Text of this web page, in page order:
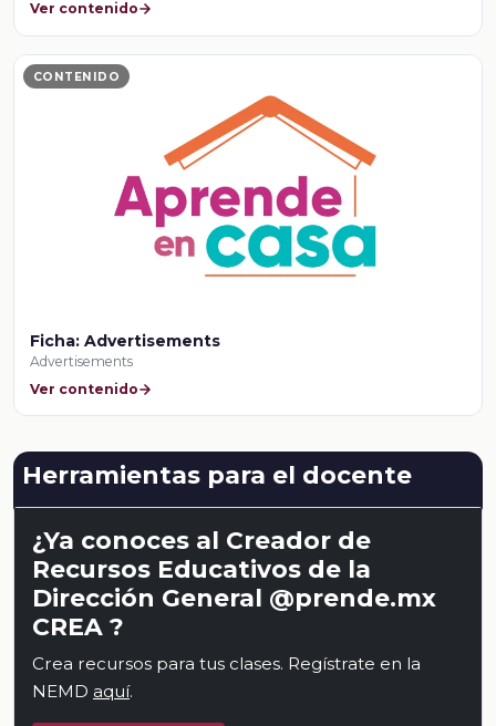
Ver contenido
CONTENIDO
Ficha: Advertisements
Advertisements
Ver contenido
Herramientas para el docente
¿Ya conoces al Creador de
Recursos Educativos de la
Dirección General @prende.mx
CREA ?
Crea recursos para tus clases. Regístrate en la
NEMD aquí.